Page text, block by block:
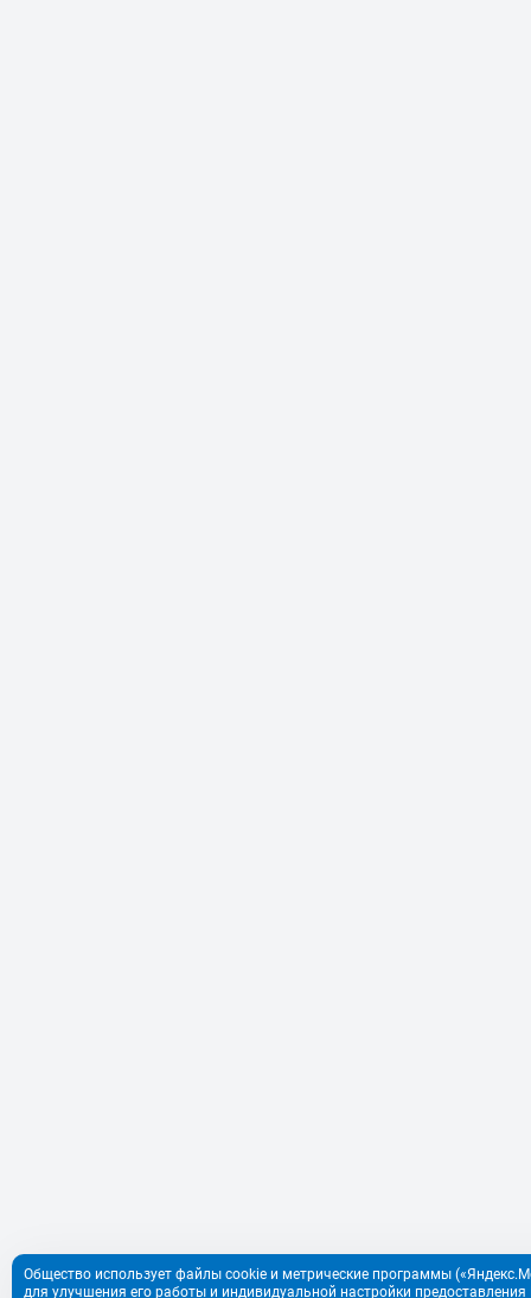
Общество использует файлы cookie и метрические программы
для улучшения его работы и индивидуальной настройки